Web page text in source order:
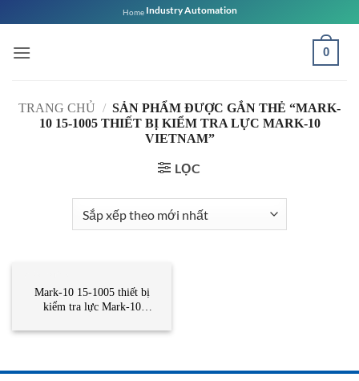
qua
nội
Home Industry Automation
0
TRANG CHỦ / SẢN PHẨM ĐƯỢC GẮN THẺ “MARK-
10 15-1005 THIẾT BỊ KIỂM TRA LỰC MARK-10
VIETNAM”
LỌC
Mark-10 15-1005 thiết bị
kiểm tra lực Mark-10